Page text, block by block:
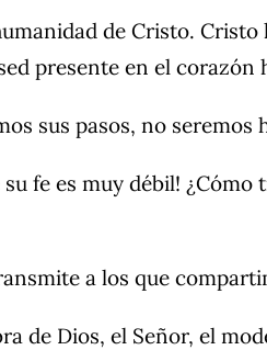
de Cristo.
presente en el
sus pasos, no seremos
fe es muy débil!
a los que
de Dios, el Señor, el